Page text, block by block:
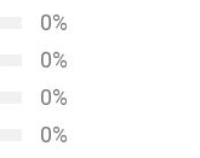
0%
0%
0%
0%